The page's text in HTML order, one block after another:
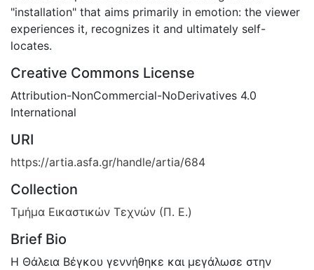
"installation" that aims primarily in emotion: the viewer
experiences it, recognizes it and ultimately self-
locates.
Creative Commons License
Attribution-NonCommercial-NoDerivatives 4.0
International
URI
https://artia.asfa.gr/handle/artia/684
Collection
Τμήμα Εικαστικών Τεχνών (Π. Ε.)
Brief Bio
Η Θάλεια Βέγκου γεννήθηκε και μεγάλωσε στην